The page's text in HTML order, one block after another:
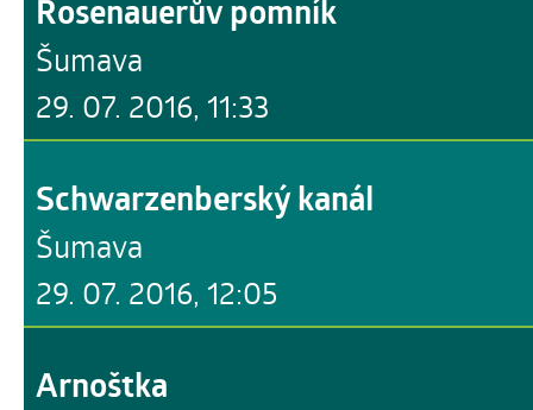
29. 07. 2016, 11:33
Rosenauerův pomník
Šumava
29. 07. 2016, 12:05
Schwarzenberský kanál
Šumava
Arnoštka